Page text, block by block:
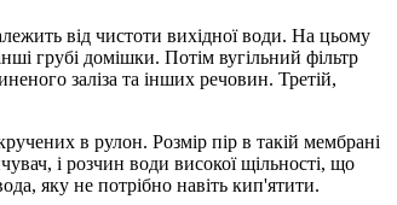
від чистоти вихідної води. На цьому
грубі домішки. Потім вугільний фільтр
заліза та інших речовин. Третій,
в рулон. Розмір пір в такій мембрані
і розчин води високої щільності, що
яку не потрібно навіть кип'ятити.